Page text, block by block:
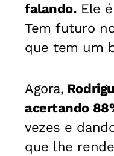
falando.Ele é
Tem futuro
que tem um
Agora,
acertando
vezes e
que lhe